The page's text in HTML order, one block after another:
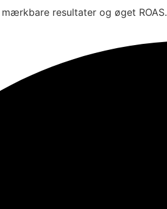
resultater og øget ROAS.